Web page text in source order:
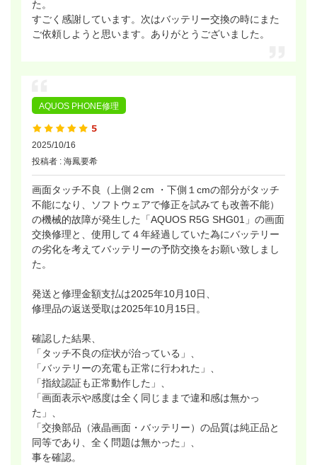
た。
すごく感謝しています。次はバッテリー交換の時にまた
ご依頼しようと思います。ありがとうございました。
AQUOS PHONE修理
2025/10/16
投稿者 : 海鳳要希
画面タッチ不良（上側２cm ・下側１cmの部分がタッチ
不能になり、ソフトウェアで修正を試みても改善不能）
の機械的故障が発生した「AQUOS R5G SHG01」の画面
交換修理と、使用して４年経過していた為にバッテリー
の劣化を考えてバッテリーの予防交換をお願い致しまし
た。
発送と修理金額支払は2025年10月10日、
修理品の返送受取は2025年10月15日。
確認した結果、
「タッチ不良の症状が治っている」、
「バッテリーの充電も正常に行われた」、
「指紋認証も正常動作した」、
「画面表示や感度は全く同じままで違和感は無かっ
た」、
「交換部品（液晶画面・バッテリー）の品質は純正品と
同等であり、全く問題は無かった」、
事を確認。